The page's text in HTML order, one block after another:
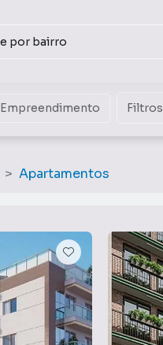
Empreendimento Filtros
Apartamentos